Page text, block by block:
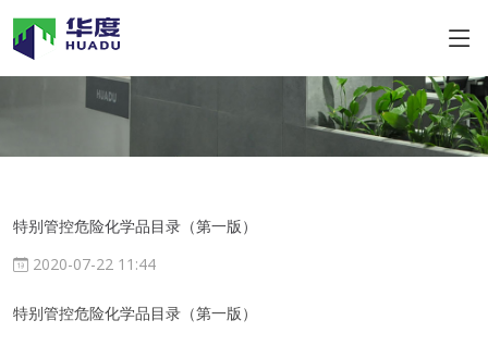
特别管控危险化学品目录（第一版）
2020-07-22 11:44
特别管控危险化学品目录（第一版）